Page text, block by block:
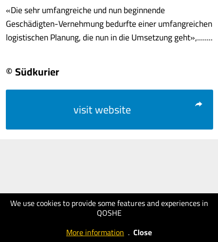
We use cookies to provide some features and experiences in
QOSHE
More information . Close
«Die sehr umfangreiche und nun beginnende
Geschädigten-Vernehmung bedurfte einer umfangreichen
logistischen Planung, die nun in die Umsetzung geht»,........
© Südkurier
visit website